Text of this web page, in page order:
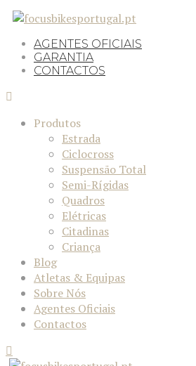
AGENTES OFICIAIS
GARANTIA
CONTACTOS
Produtos
Estrada
Ciclocross
Suspensão Total
Semi-Rígidas
Quadros
Elétricas
Citadinas
Criança
Blog
Atletas & Equipas
Sobre Nós
Agentes Oficiais
Contactos